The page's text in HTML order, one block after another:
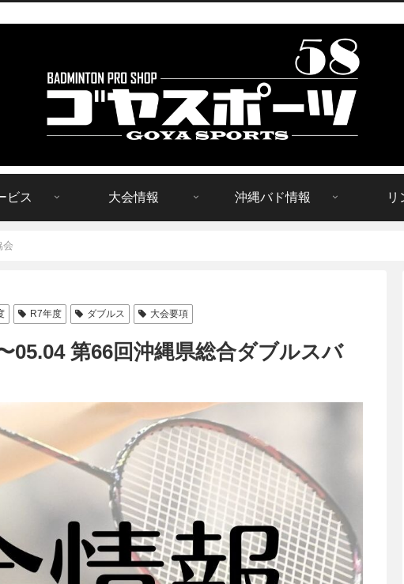
ビス 大会情報 沖縄バド情報 リ
会
R7年度 ダブルス 大会要項
05.04 第66回沖縄県総合ダブルスバ